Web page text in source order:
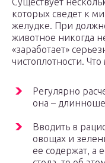
которых сведет к
желудке. При
животное никогда
«заработает»
чистоплотности.
Регулярно
она –
Вводить в
овощах и
ее содержат, а